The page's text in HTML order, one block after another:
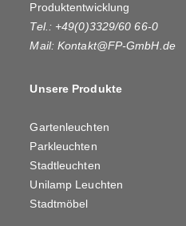
Produktentwicklung
Tel.: +49(0)3329/60 66-0
Mail:Kontakt@FP-GmbH.de
Unsere Produkte
Gartenleuchten
Parkleuchten
Stadtleuchten
Unilamp Leuchten
Stadtmöbel